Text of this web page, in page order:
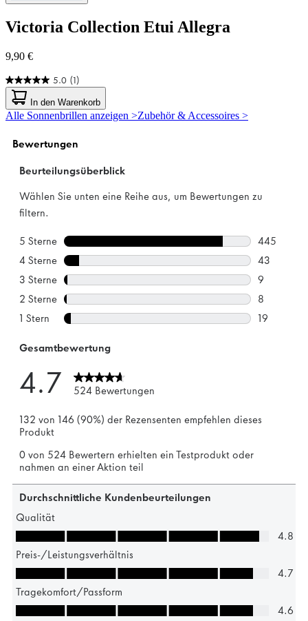
Victoria Collection Etui Allegra
9,90 €
5.0 (1)
5.0
von
5
Sternen.
Bewertung
In den Warenkorb
Alle Sonnenbrillen anzeigen >Zubehör & Accessoires >